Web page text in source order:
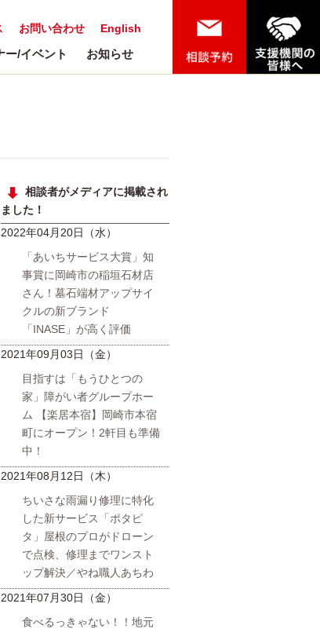
English
お問い合わせ
ー/イベント お知らせ
相談者がメディアに掲載され
ました！
2022年04月20日（水）
「あいちサービス大賞」知
事賞に岡崎市の稲垣石材店
さん！墓石端材アップサイ
クルの新ブランド
「INASE」が高く評価
2021年09月03日（金）
目指すは「もうひとつの
家」障がい者グループホー
ム 【楽居本宿】岡崎市本宿
町にオープン！2軒目も準備
中！
2021年08月12日（木）
ちいさな雨漏り修理に特化
した新サービス「ポタピ
タ」屋根のプロがドローン
で点検、修理までワンスト
ップ解決／やね職人あちわ
2021年07月30日（金）
食べるっきゃない！！地元